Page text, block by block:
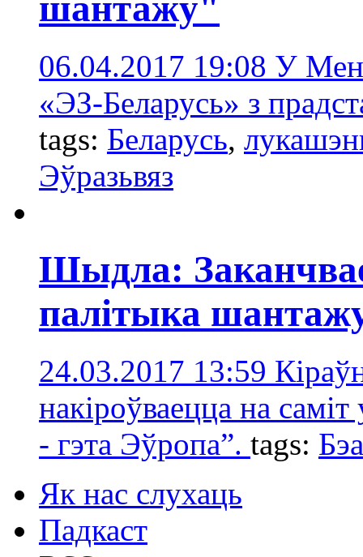
06.04.2017 19:08 У
«ЭЗ-Беларусь» з
tags: Беларусь,
Эўразьвяз
Шыдла:
палітыка
24.03.2017 13:59
накіроўваецца на
- гэта Эўропа”. tags:
Як нас слухаць
Падкаст